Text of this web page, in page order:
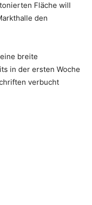
Fläche will
den
breite
in der ersten Woche
verbucht